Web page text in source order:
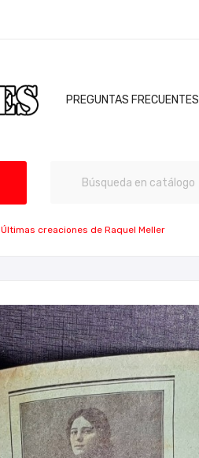
PREGUNTAS FRECUENTES
Últimas creaciones de Raquel Meller